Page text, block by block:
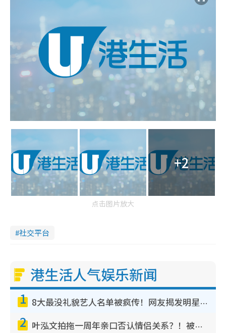
+2
点击图片放大
社交平台
港生活人气娱乐新闻
1 8大最没礼貌艺人名单被疯传！网友揭发明星真面目，一致数落这一位是无品天花板？
2 叶泓文拍拖一周年亲口否认情侣关系？！被质疑感情造假竟称GM“普通同事”